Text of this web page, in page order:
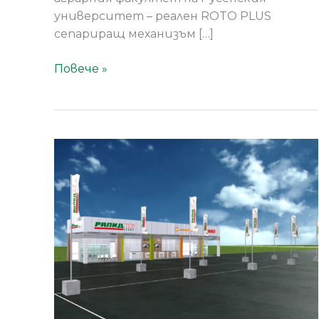
университет – реален ROTO PLUS
сепариращ механизъм […]
Повече »
РАПИД
КБ
ВИ
КАНИ: